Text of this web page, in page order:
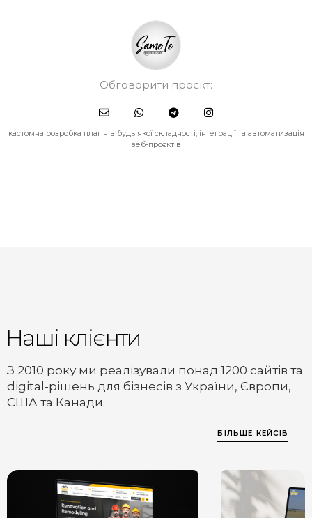
Обговорити проєкт:
кастомна розробка плагінів будь якої складності, інтеграції та автоматизація
веб-проєктів
Наші клієнти
З 2010 року ми реалізували понад 1200 сайтів та
digital-рішень для бізнесів з України, Європи,
США та Канади.
БІЛЬШЕ КЕЙСІВ